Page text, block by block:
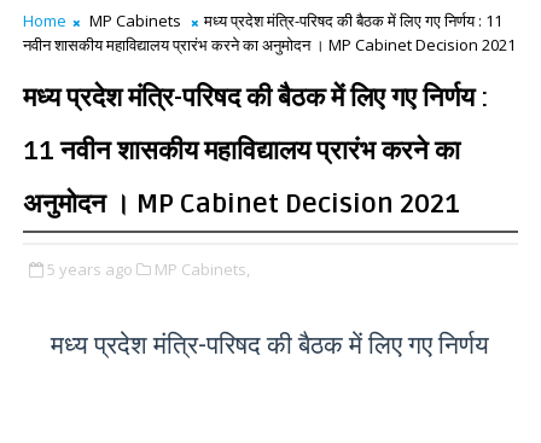
Home MP Cabinets
मध्य प्रदेश मंत्रि-परिषद की बैठक में लिए गए निर्णय : 11
नवीन शासकीय महाविद्यालय प्रारंभ करने का अनुमोदन । MP Cabinet Decision 2021
मध्य प्रदेश मंत्रि-परिषद की बैठक में लिए गए निर्णय :
11 नवीन शासकीय महाविद्यालय प्रारंभ करने का
अनुमोदन । MP Cabinet Decision 2021
5 years ago MP Cabinets,
मध्य प्रदेश मंत्रि-परिषद की बैठक में लिए गए निर्णय